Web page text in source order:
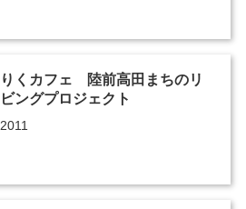
りくカフェ 陸前高田まちのリ
ビングプロジェクト
2011